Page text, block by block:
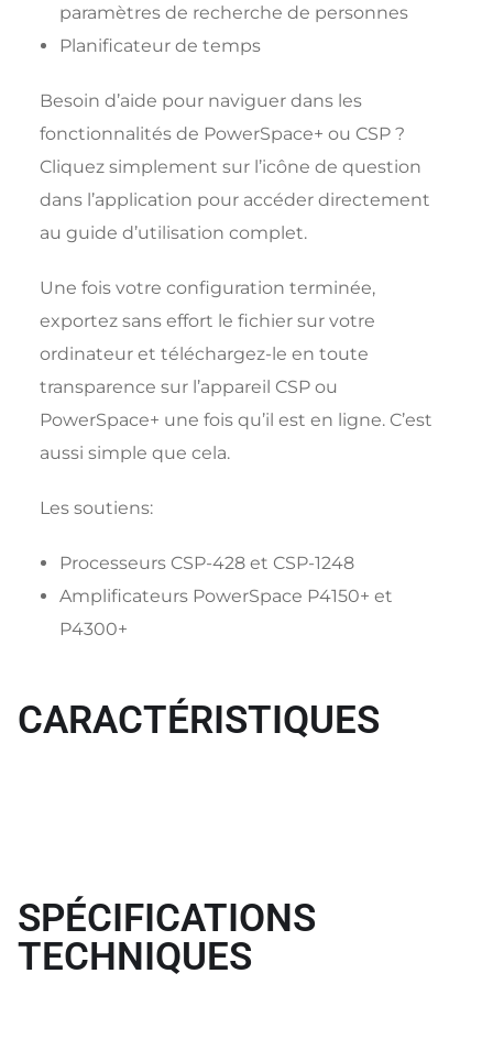
paramètres de recherche de personnes
Planificateur de temps
Besoin d’aide pour naviguer dans les
fonctionnalités de PowerSpace+ ou CSP ?
Cliquez simplement sur l’icône de question
dans l’application pour accéder directement
au guide d’utilisation complet.
Une fois votre configuration terminée,
exportez sans effort le fichier sur votre
ordinateur et téléchargez-le en toute
transparence sur l’appareil CSP ou
PowerSpace+ une fois qu’il est en ligne. C’est
aussi simple que cela.
Les soutiens:
Processeurs CSP-428 et CSP-1248
Amplificateurs PowerSpace P4150+ et
P4300+
CARACTÉRISTIQUES
SPÉCIFICATIONS
TECHNIQUES